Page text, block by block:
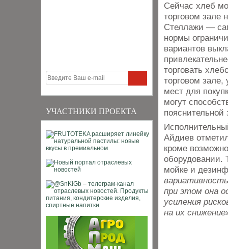
УЧАСТНИКИ ПРОЕКТА
Сейчас хлеб
торговом зале
Стеллажи —
нормы
вариантов
торговать
торговом
мест для
могут
пояснительной
Айдиев
кроме
оборудовании.
мойке и
при этом она
усиления
на их